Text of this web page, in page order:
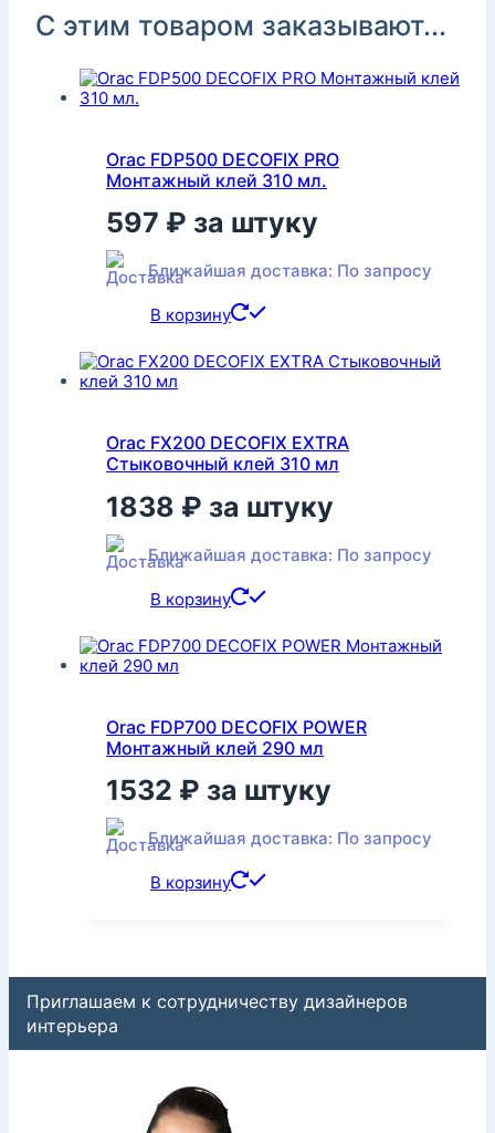
С этим товаром заказывают...
Orac FDP500 DECOFIX PRO
Монтажный клей 310 мл.
597 ₽ за штуку
Ближайшая доставка: По запросу
В корзину
Orac FX200 DECOFIX EXTRA
Стыковочный клей 310 мл
1838 ₽ за штуку
Ближайшая доставка: По запросу
В корзину
Orac FDP700 DECOFIX POWER
Монтажный клей 290 мл
1532 ₽ за штуку
Ближайшая доставка: По запросу
В корзину
Приглашаем к сотрудничеству дизайнеров
интерьера